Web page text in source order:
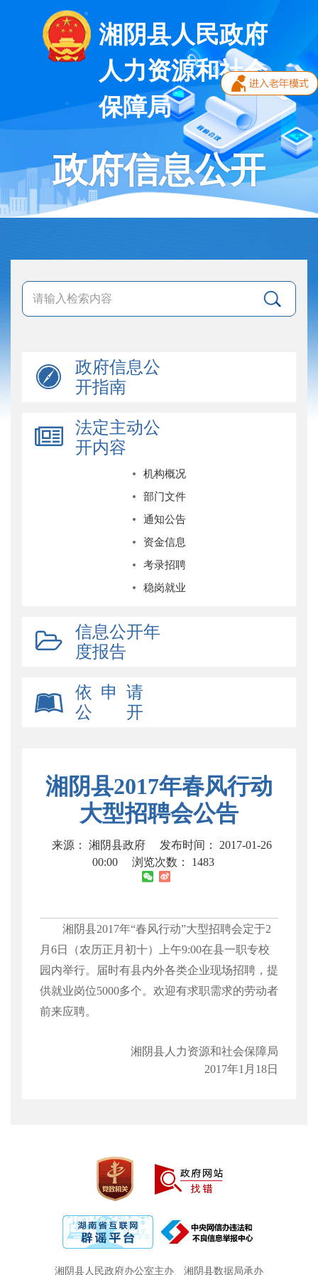
湘阴县人民政府
人力资源和社会
保障局
政府信息公开
政府信息公
开指南
法定主动公
开内容
机构概况
部门文件
通知公告
资金信息
考录招聘
稳岗就业
信息公开年
度报告
依 申 请
公 开
湘阴县2017年春风行动
大型招聘会公告
来源： 湘阴县政府
发布时间： 2017-01-26
00:00
浏览次数： 1483
湘阴县2017年“春风行动”大型招聘会定于2
月 6日（农历正月初十）上午9:00在县一职专校
园内举行。届时有县内外各类企业现场招聘，提
供就业岗位5000多个。欢迎有求职需求的劳动者
前来应聘。
湘阴县人力资源和社会保障局
2017年1月18日
湘阴县人民政府办公室主办 湘阴县数据局承办